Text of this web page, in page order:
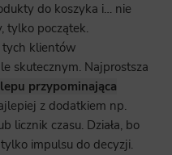
do koszyka i… nie
tylko początek.
tych klientów
skutecznym. Najprostsza
przypominająca
z dodatkiem np.
licznik czasu. Działa, bo
impulsu do decyzji.